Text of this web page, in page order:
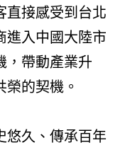
直接感受到台北
進入中國大陸市
，帶動產業升
的契機。
悠久、傳承百年